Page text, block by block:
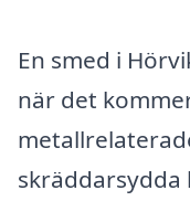
En smed i
när det
skräddarsydda